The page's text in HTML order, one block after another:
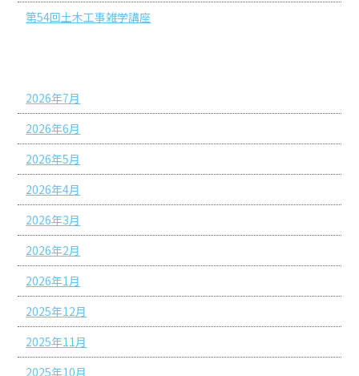
第54回土木工事雑学講座
2026年7月
2026年6月
2026年5月
2026年4月
2026年3月
2026年2月
2026年1月
2025年12月
2025年11月
2025年10月